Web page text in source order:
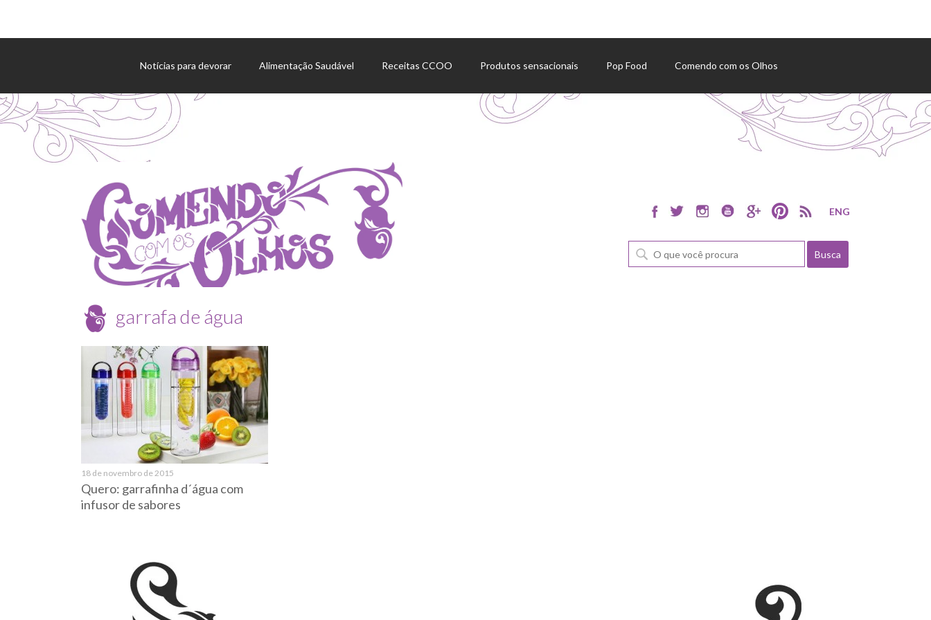
Notícias para devorar Alimentação Saudável Receitas CCOO Produtos sensacionais Pop Food Comendo com os Olhos
Agenda de eventos
ENG
garrafa de água
18 de novembro de 2015
Quero: garrafinha d´água com
infusor de sabores